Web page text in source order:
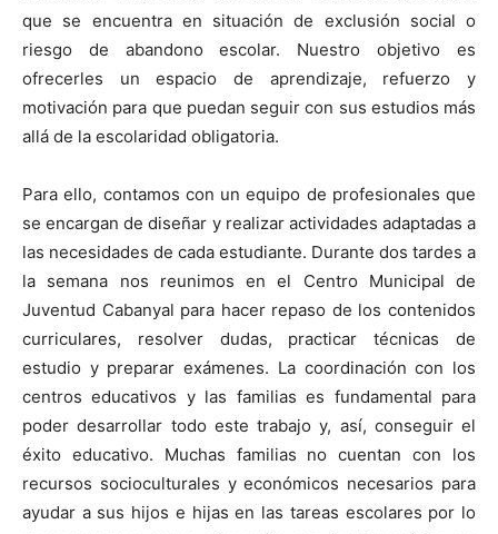
que se encuentra en situación de exclusión social o
riesgo de abandono escolar. Nuestro objetivo es
ofrecerles un espacio de aprendizaje, refuerzo y
motivación para que puedan seguir con sus estudios más
allá de la escolaridad obligatoria.
Para ello, contamos con un equipo de profesionales que
se encargan de diseñar y realizar actividades adaptadas a
las necesidades de cada estudiante. Durante dos tardes a
la semana nos reunimos en el Centro Municipal de
Juventud Cabanyal para hacer repaso de los contenidos
curriculares, resolver dudas, practicar técnicas de
estudio y preparar exámenes. La coordinación con los
centros educativos y las familias es fundamental para
poder desarrollar todo este trabajo y, así, conseguir el
éxito educativo. Muchas familias no cuentan con los
recursos socioculturales y económicos necesarios para
ayudar a sus hijos e hijas en las tareas escolares por lo